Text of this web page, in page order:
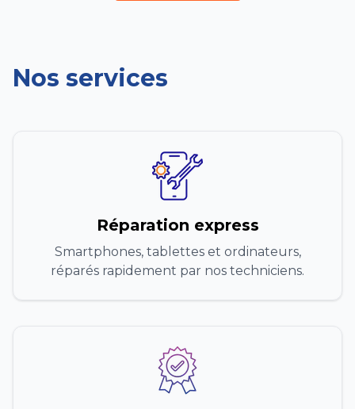
Nos services
Réparation express
Smartphones, tablettes et ordinateurs,
réparés rapidement par nos techniciens.